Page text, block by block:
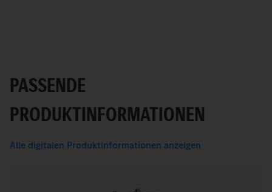
PASSENDE
PRODUKTINFORMATIONEN
Alle digitalen Produktinformationen anzeigen